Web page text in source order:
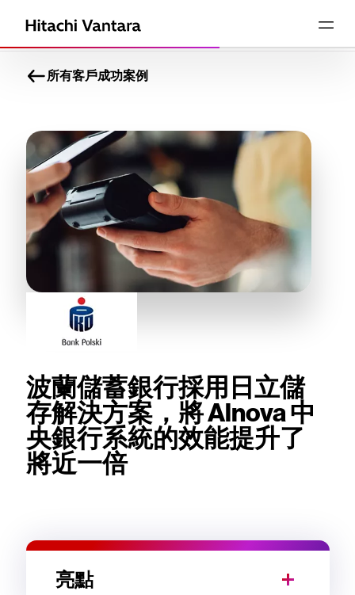
所有客戶成功案例
波蘭儲蓄銀行採用日立儲
存解決方案，將 Alnova 中
央銀行系統的效能提升了
將近一倍
亮點